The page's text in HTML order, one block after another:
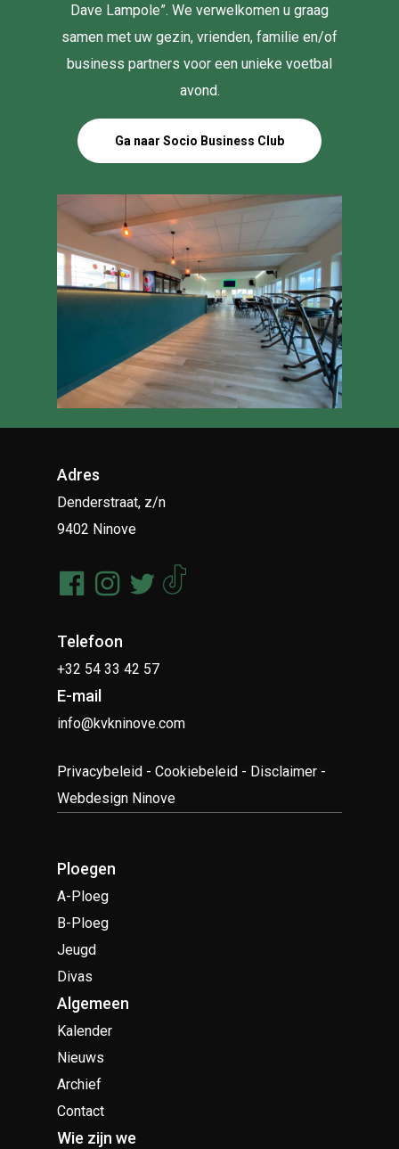
Dave Lampole”. We verwelkomen u graag
samen met uw gezin, vrienden, familie en/of
business partners voor een unieke voetbal
avond.
Ga naar Socio Business Club
Adres
Denderstraat, z/n
9402 Ninove
Telefoon
+32 54 33 42 57
E-mail
info@kvkninove.com
Privacybeleid -Cookiebeleid - Disclaimer -
Webdesign Ninove
Ploegen
A-Ploeg
B-Ploeg
Jeugd
Divas
Algemeen
Kalender
Nieuws
Archief
Contact
Wie zijn we